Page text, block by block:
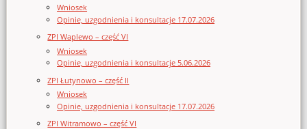
Wniosek
Opinie, uzgodnienia i konsultacje 17.07.2026
ZPI Waplewo – część VI
Wniosek
Opinie, uzgodnienia i konsultacje 5.06.2026
ZPI Łutynowo – część II
Wniosek
Opinie, uzgodnienia i konsultacje 17.07.2026
ZPI Witramowo – część VI